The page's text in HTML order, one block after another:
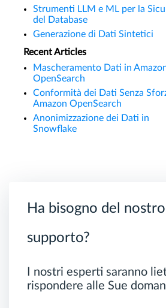
Strumenti LLM e ML per la
del Database
Generazione di Dati Sintetici
Recent Articles
Mascheramento Dati in
OpenSearch
Conformità dei Dati Senza
Amazon OpenSearch
Anonimizzazione dei Dati in
Snowflake
Ha bisogno del
supporto?
I nostri esperti saranno
rispondere alle Sue